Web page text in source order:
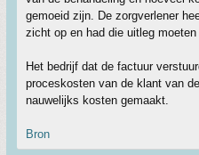
gemoeid zijn. De zorgverlener
zicht op en had die uitleg
Het bedrijf dat de factuur
proceskosten van de klant van
nauwelijks kosten gemaakt.
Bron